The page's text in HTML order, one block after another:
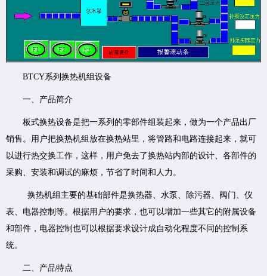
BTCY系列换热机组设备
一、产品简介
板式换热设备是把一系列的零部件组装起来，做为一个产品出厂
销售。用户把换热机组放在换热站里，将管路和电路连接起来，就可
以进行热交换工作，这样，用户免去了换热站内部的设计、各部件的
采购、安装和调试的麻烦，节省了时间和人力。
换热机组主要的基础部件是换热器、水泵、除污器、阀门、仪
表、电器控制等。根据用户的要求，也可以增加一些其它的附属设备
和部件，电器控制也可以根据要求设计成自动化程度不同的控制系
统。
二、产品特点